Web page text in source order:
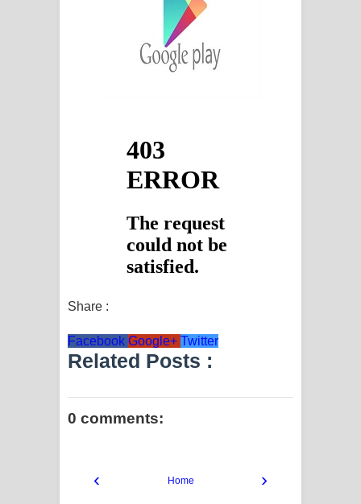
Share :
Facebook Google+ Twitter
Related Posts :
0 comments:
‹ ›
Home